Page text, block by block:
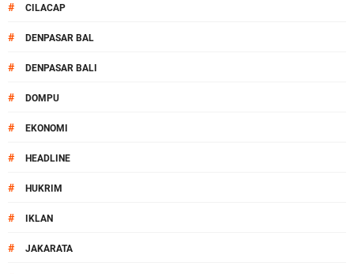
# CILACAP
# DENPASAR BAL
# DENPASAR BALI
# DOMPU
# EKONOMI
# HEADLINE
# HUKRIM
# IKLAN
# JAKARATA